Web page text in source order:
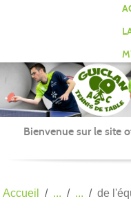
Bienvenue sur le site
Accueil de
Panneau de gestion des